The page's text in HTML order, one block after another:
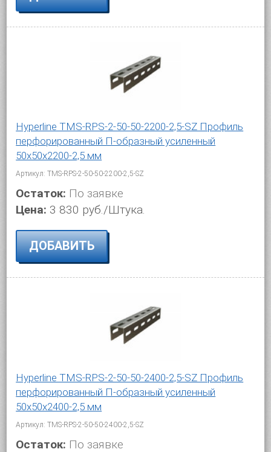
Hyperline TMS-RPS-2-50-50-2200-2,5-SZ Профиль
перфорированный П-образный усиленный
50х50х2200-2,5 мм
Артикул: TMS-RPS-2-50-50-2200-2,5-SZ
Остаток: По заявке
Цена: 3 830 руб./Штука.
ДОБАВИТЬ
Hyperline TMS-RPS-2-50-50-2400-2,5-SZ Профиль
перфорированный П-образный усиленный
50х50х2400-2,5 мм
Артикул: TMS-RPS-2-50-50-2400-2,5-SZ
Остаток: По заявке